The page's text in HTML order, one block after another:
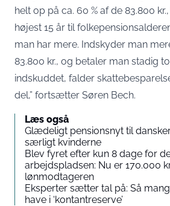
helt op på ca. 60 % af de 83.800
højest 15 år til
man har mere. Indskyder man
83.800 kr., og betaler man stadig
indskuddet, falder
del,” fortsætter Søren Bech.
Læs også
Glædeligt pensionsnyt til
særligt kvinderne
Blev fyret efter kun 8 dage for
arbejdspladsen: Nu er 170.000
lønmodtageren
Eksperter sætter tal på: Så
have i ‘kontantreserve’